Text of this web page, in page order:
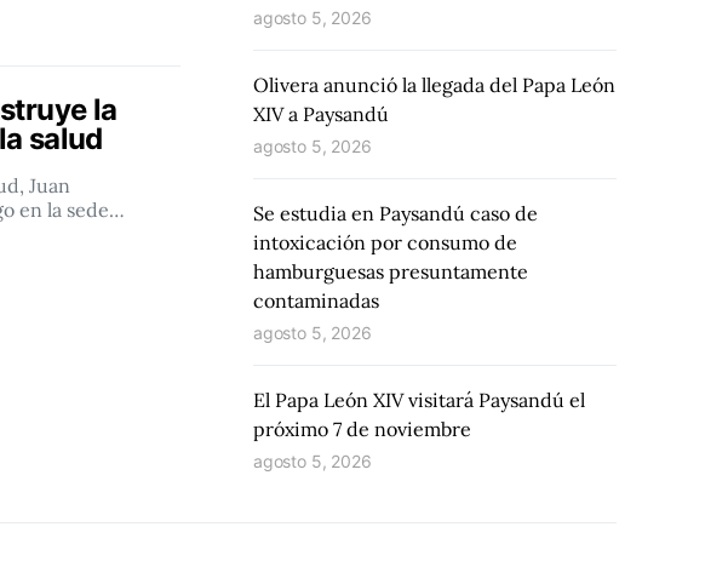
la
salud
Juan
en la sede…
agosto 5, 2026
Olivera anunció la llegada del Papa León
XIV a Paysandú
agosto 5, 2026
Se estudia en Paysandú caso de
intoxicación por consumo de
hamburguesas presuntamente
contaminadas
agosto 5, 2026
El Papa León XIV visitará Paysandú el
próximo 7 de noviembre
agosto 5, 2026